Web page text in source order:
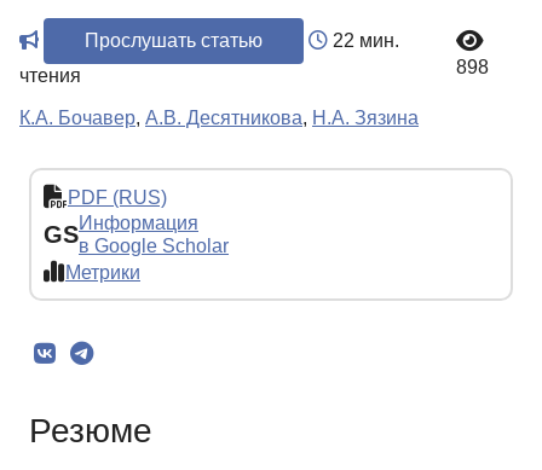
Прослушать статью
22 мин.
чтения
898
К.А. Бочавер, А.В. Десятникова, Н.А. Зязина
PDF (RUS)
GSИнформация
в Google Scholar
Метрики
Резюме